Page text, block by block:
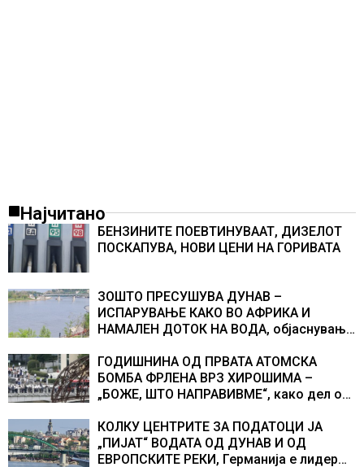
Најчитано
БЕНЗИНИТЕ ПОЕВТИНУВААТ, ДИЗЕЛОТ
ПОСКАПУВА, НОВИ ЦЕНИ НА ГОРИВАТА
ЗОШТО ПРЕСУШУВА ДУНАВ –
ИСПАРУВАЊЕ КАКО ВО АФРИКА И
НАМАЛЕН ДОТОК НА ВОДА, објаснување
ГОДИШНИНА ОД ПРВАТА АТОМСКА
БОМБА ФРЛЕНА ВРЗ ХИРОШИМА –
„БОЖЕ, ШТО НАПРАВИВМЕ“, како дел од
учесниците во бомбардирањето го
доживуваа овој настан што го промени
текот на историјата
КОЛКУ ЦЕНТРИТЕ ЗА ПОДАТОЦИ ЈА
„ПИЈАТ“ ВОДАТА ОД ДУНАВ И ОД
ЕВРОПСКИТЕ РЕКИ, Германија е лидер